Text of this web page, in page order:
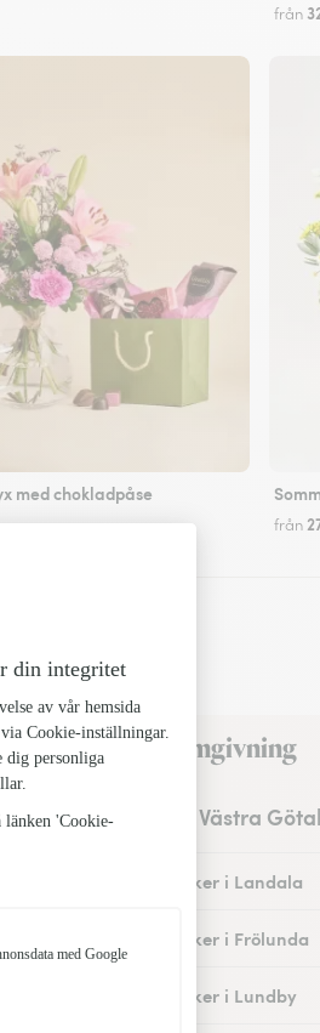
från
med chokladpåse
från
Varekil med omgivning
Floristerna i Västra
Blomsterbutiker i Landala
Blomsterbutiker i Frölunda
Blomsterbutiker i Lundby